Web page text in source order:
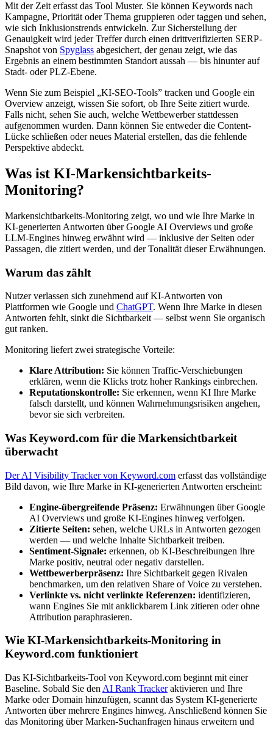
Mit der Zeit erfasst das Tool Muster. Sie können Keywords nach
Kampagne, Priorität oder Thema gruppieren oder taggen und sehen,
wie sich Inklusionstrends entwickeln. Zur Sicherstellung der
Genauigkeit wird jeder Treffer durch einen drittverifizierten SERP-
Snapshot von Spyglass abgesichert, der genau zeigt, wie das
Ergebnis an einem bestimmten Standort aussah — bis hinunter auf
Stadt- oder PLZ-Ebene.
Wenn Sie zum Beispiel „KI-SEO-Tools” tracken und Google ein
Overview anzeigt, wissen Sie sofort, ob Ihre Seite zitiert wurde.
Falls nicht, sehen Sie auch, welche Wettbewerber stattdessen
aufgenommen wurden. Dann können Sie entweder die Content-
Lücke schließen oder neues Material erstellen, das die fehlende
Perspektive abdeckt.
Was ist KI-Markensichtbarkeits-
Monitoring?
Markensichtbarkeits-Monitoring zeigt, wo und wie Ihre Marke in
KI-generierten Antworten über Google AI Overviews und große
LLM-Engines hinweg erwähnt wird — inklusive der Seiten oder
Passagen, die zitiert werden, und der Tonalität dieser Erwähnungen.
Warum das zählt
Nutzer verlassen sich zunehmend auf KI-Antworten von
Plattformen wie Google und ChatGPT. Wenn Ihre Marke in diesen
Antworten fehlt, sinkt die Sichtbarkeit — selbst wenn Sie organisch
gut ranken.
Monitoring liefert zwei strategische Vorteile:
Klare Attribution: Sie können Traffic-Verschiebungen
erklären, wenn die Klicks trotz hoher Rankings einbrechen.
Reputationskontrolle: Sie erkennen, wenn KI Ihre Marke
falsch darstellt, und können Wahrnehmungsrisiken angehen,
bevor sie sich verbreiten.
Was Keyword.com für die Markensichtbarkeit
überwacht
Der AI Visibility Tracker von Keyword.com erfasst das vollständige
Bild davon, wie Ihre Marke in KI-generierten Antworten erscheint:
Engine-übergreifende Präsenz: Erwähnungen über Google
AI Overviews und große KI-Engines hinweg verfolgen.
Zitierte Seiten: sehen, welche URLs in Antworten gezogen
werden — und welche Inhalte Sichtbarkeit treiben.
Sentiment-Signale: erkennen, ob KI-Beschreibungen Ihre
Marke positiv, neutral oder negativ darstellen.
Wettbewerberpräsenz: Ihre Sichtbarkeit gegen Rivalen
benchmarken, um den relativen Share of Voice zu verstehen.
Verlinkte vs. nicht verlinkte Referenzen: identifizieren,
wann Engines Sie mit anklickbarem Link zitieren oder ohne
Attribution paraphrasieren.
Wie KI-Markensichtbarkeits-Monitoring in
Keyword.com funktioniert
Das KI-Sichtbarkeits-Tool von Keyword.com beginnt mit einer
Baseline. Sobald Sie den AI Rank Trackeraktivieren und Ihre
Marke oder Domain hinzufügen, scannt das System KI-generierte
Antworten über mehrere Engines hinweg. Anschließend können Sie
das Monitoring über Marken-Suchanfragen hinaus erweitern und